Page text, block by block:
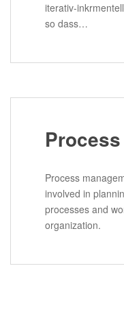
iterativ-
so dass…
Process
involved in
processes and
organization.